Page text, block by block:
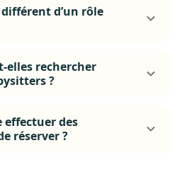
d’un rôle
elles rechercher
?
effectuer des
réserver ?